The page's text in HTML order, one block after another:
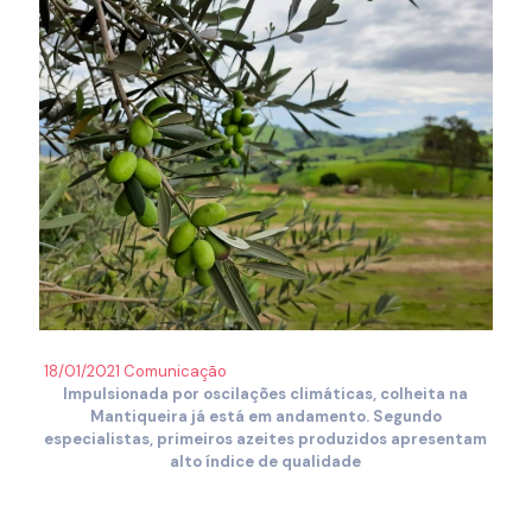
18/01/2021 Comunicação
Impulsionada por oscilações climáticas, colheita na
Mantiqueira já está em andamento. Segundo
especialistas, primeiros azeites produzidos apresentam
alto índice de qualidade